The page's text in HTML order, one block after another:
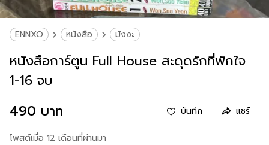
ENNXO หนังสือ มังงะ
หนังสือการ์ตูน Full House สะดุดรักที่พักใจ
1-16 จบ
490 บาท
บันทึก แชร์
โพสต์เมื่อ 12 เดือนที่ผ่านมา